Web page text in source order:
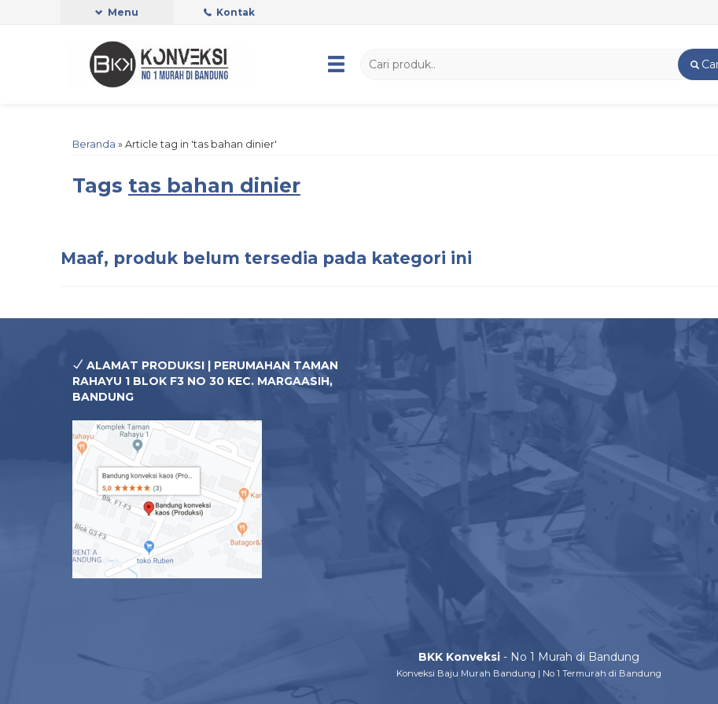
Menu Kontak
Beranda » Article tag in 'tas bahan dinier'
Tags tas bahan dinier
Maaf, produk belum tersedia pada kategori ini
ALAMAT PRODUKSI | PERUMAHAN TAMAN
RAHAYU 1 BLOK F3 NO 30 KEC. MARGAASIH,
BANDUNG
BKK Konveksi- No 1 Murah di Bandung
Konveksi Baju Murah Bandung | No 1 Termurah di Bandung